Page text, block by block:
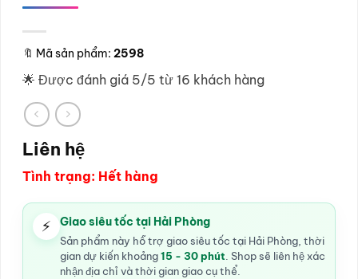
🔖 Mã sản phẩm: 2598
🌟 Được đánh giá 5/5 từ 16 khách hàng
Liên hệ
Tình trạng: Hết hàng
⚡ Giao siêu tốc tại Hải Phòng
Sản phẩm này hỗ trợ giao siêu tốc tại Hải Phòng, thời
gian dự kiến khoảng15 - 30 phút. Shop sẽ liên hệ xác
nhận địa chỉ và thời gian giao cụ thể.